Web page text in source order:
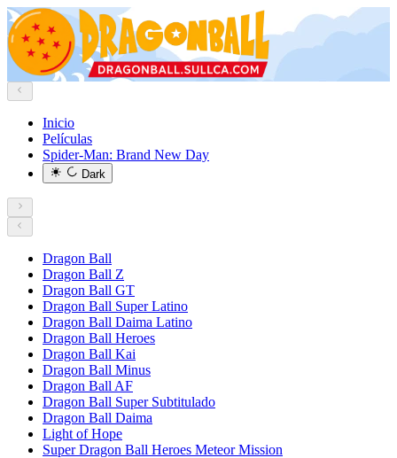
Inicio
Películas
Spider-Man: Brand New Day
Dark
Dragon Ball
Dragon Ball Z
Dragon Ball GT
Dragon Ball Super Latino
Dragon Ball Daima Latino
Dragon Ball Heroes
Dragon Ball Kai
Dragon Ball Minus
Dragon Ball AF
Dragon Ball Super Subtitulado
Dragon Ball Daima
Light of Hope
Super Dragon Ball Heroes Meteor Mission